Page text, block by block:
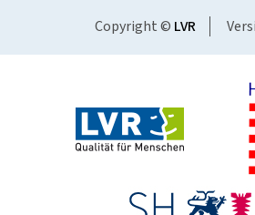
Copyright © LVR